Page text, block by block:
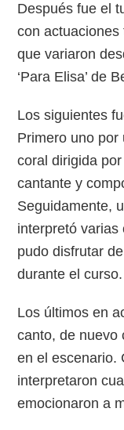
Después fue el
con
que variaron
‘Para Elisa’ de
Los siguientes
Primero uno por
coral dirigida
cantante y
Seguidamente,
interpretó varias
pudo disfrutar
durante el curso.
Los últimos en
canto, de nuevo
en el escenario.
interpretaron
emocionaron a